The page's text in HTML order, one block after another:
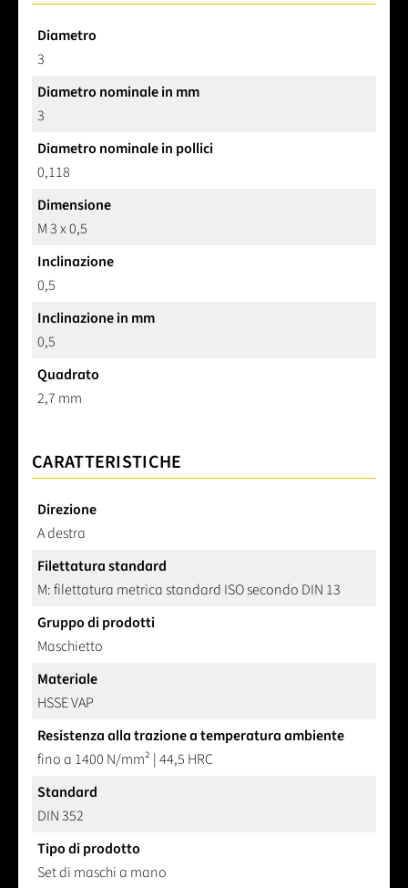
Diametro
3
Diametro nominale in mm
3
Diametro nominale in pollici
0,118
Dimensione
M 3 x 0,5
Inclinazione
0,5
Inclinazione in mm
0,5
Quadrato
2,7 mm
CARATTERISTICHE
Direzione
A destra
Filettatura standard
M: filettatura metrica standard ISO secondo DIN 13
Gruppo di prodotti
Maschietto
Materiale
HSSE VAP
Resistenza alla trazione a temperatura ambiente
fino a 1400 N/mm² | 44,5 HRC
Standard
DIN 352
Tipo di prodotto
Set di maschi a mano